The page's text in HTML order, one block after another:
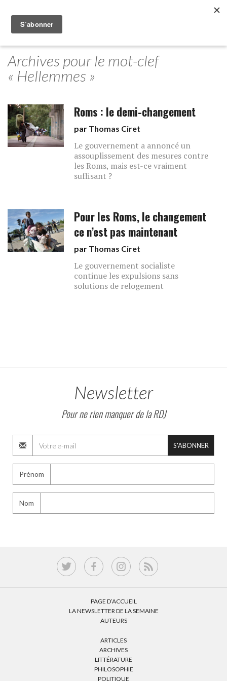
Archives pour le mot-clef
« Hellemmes »
Roms : le demi-changement
par Thomas Ciret
Le gouvernement a annoncé un
assouplissement des mesures contre
les Roms, mais est-ce vraiment
suffisant ?
Pour les Roms, le changement
ce n’est pas maintenant
par Thomas Ciret
Le gouvernement socialiste
continue les expulsions sans
solutions de relogement
Newsletter
Pour ne rien manquer de la RDJ
S'ABONNER
Prénom
Nom
PAGE D’ACCUEIL
LA NEWSLETTER DE LA SEMAINE
AUTEURS
ARTICLES
ARCHIVES
LITTÉRATURE
PHILOSOPHIE
POLITIQUE